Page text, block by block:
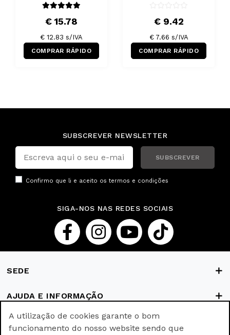
€ 15.78
€ 12.83 s/IVA
COMPRAR RÁPIDO
€ 9.42
€ 7.66 s/IVA
COMPRAR RÁPIDO
SUBSCREVER NEWSLETTER
SUBSCREVER
Confirmo que li e aceito os termos e condições
SIGA-NOS NAS REDES SOCIAIS
SEDE
AJUDA E INFORMAÇÃO
FORMAS DE PAGAMENTO
A utilização de cookies garante o bom
funcionamento do nosso website sendo que